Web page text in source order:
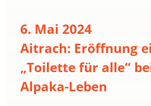
6. Mai 2024
Aitrach: Eröffnung
„Toilette für alle“
Alpaka-Leben